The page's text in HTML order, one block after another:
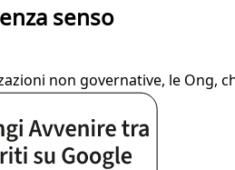
senso
non governative, le Ong,